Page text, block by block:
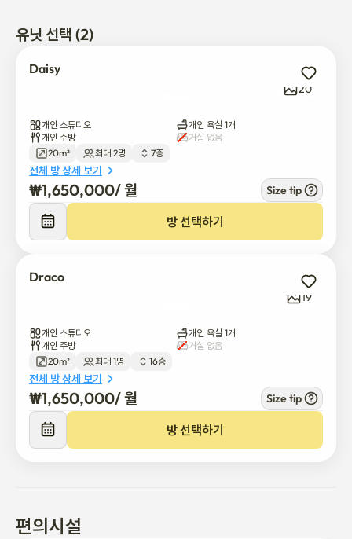
저희가 제공하는 두 공간은 독립적이며, 호스트들의 선호도가 동일
한 풀옵션 스튜디오입니다.
* 드라코 룸: 싱글 침대 이용 가능
📌 스페이스
* 내장 가전제품(냉장고, 세탁기, 주방 인덕션)
* 기타 가전제품(TV, 전자레인지, 커피포트, 토스터)
* OTT(개인 계정 넷플릭스, 유튜브 이용 가능)
* 요리할 수 있고 모든 도구가 준비되었습니다.
* 세 개의 지하철(잠실역 2호선, 몽촌토성역 8호선, 한성백제역 9호
선)과 인접해 있으며, 근처에 버스 정류장이 있습니다.
* 건물 1층에는 편의점, 레스토랑, 카페가 있습니다.
* 롯데 잠실타워, 올림픽공원, 롯데월드 등 서울의 유명 관광지를 도
보로 볼 수 있으며, 인근에 푸드 스트리트가 있어 다양한 음식을 맛
볼 수 있습니다.
📌 공과금 및 관리비
📌 가격
웹사이트 가격과 관련하여 각 객실의 최소 사용 기간은 14일로 설정
유닛 선택 (2)
Daisy
20
개인 스튜디오
개인 욕실 1개
개인 주방
거실 없음
20m²
최대 2명 7층
전체 방 상세 보기
₩1,650,000/ 월 Size tip
방 선택하기
Draco
19
개인 스튜디오
개인 욕실 1개
개인 주방
거실 없음
20m²
최대 1명 16층
전체 방 상세 보기
₩1,650,000/ 월 Size tip
방 선택하기
편의시설